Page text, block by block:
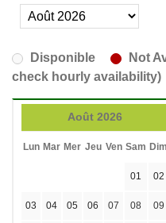
Disponible
Not
check hourly availability)
Août 2026
Lun Mar Mer Jeu Ven Sam Dim
01 02
03 04 05 06 07 08 09